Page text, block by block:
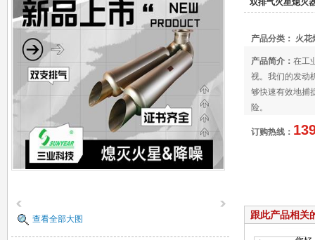
查看全部大图
双排气火星熄灭
产品分类： 火花
产品简介： 在工
视。我们的发动
够快速有效地捕
险。
订购热线：
跟此产品相关